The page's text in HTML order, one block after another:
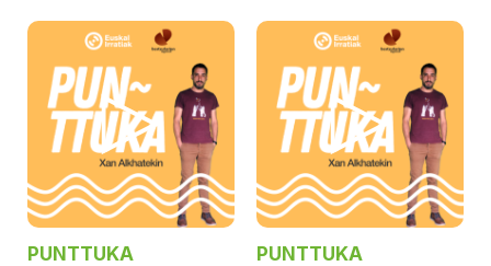
PUNTTUKA PUNTTUKA